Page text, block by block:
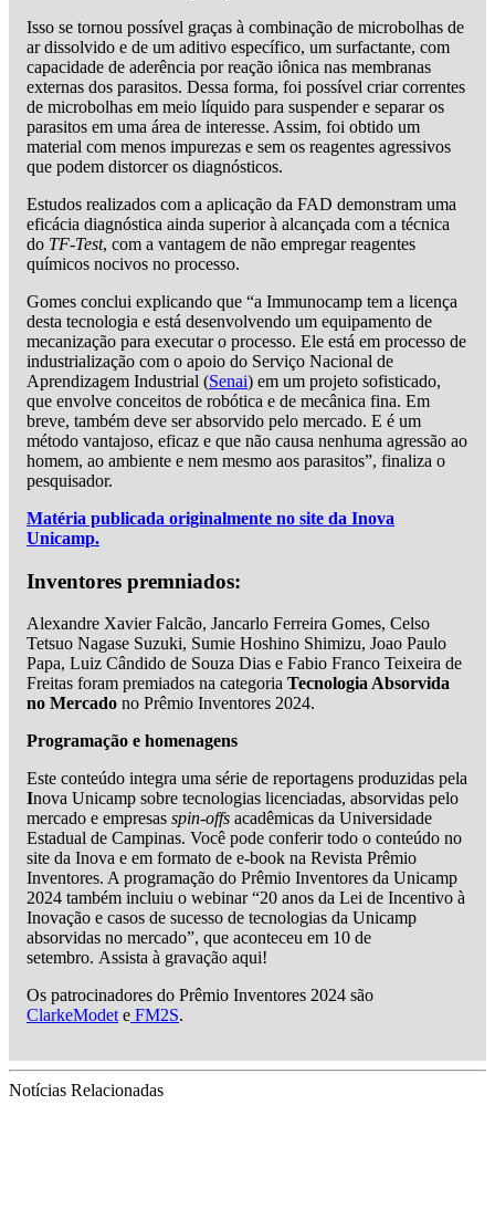
Isso se tornou possível graças à combinação de microbolhas de
ar dissolvido e de um aditivo específico, um surfactante, com
capacidade de aderência por reação iônica nas membranas
externas dos parasitos. Dessa forma, foi possível criar correntes
de microbolhas em meio líquido para suspender e separar os
parasitos em uma área de interesse. Assim, foi obtido um
material com menos impurezas e sem os reagentes agressivos
que podem distorcer os diagnósticos.
Estudos realizados com a aplicação da FAD demonstram uma
eficácia diagnóstica ainda superior à alcançada com a técnica
do TF-Test, com a vantagem de não empregar reagentes
químicos nocivos no processo.
Gomes conclui explicando que “a Immunocamp tem a licença
desta tecnologia e está desenvolvendo um equipamento de
mecanização para executar o processo. Ele está em processo de
industrialização com o apoio do Serviço Nacional de
Aprendizagem Industrial (Senai) em um projeto sofisticado,
que envolve conceitos de robótica e de mecânica fina. Em
breve, também deve ser absorvido pelo mercado. E é um
método vantajoso, eficaz e que não causa nenhuma agressão ao
homem, ao ambiente e nem mesmo aos parasitos”, finaliza o
pesquisador.
Matéria publicada originalmente no site da Inova
Unicamp.
Inventores premniados:
Alexandre Xavier Falcão, Jancarlo Ferreira Gomes, Celso
Tetsuo Nagase Suzuki, Sumie Hoshino Shimizu, Joao Paulo
Papa, Luiz Cândido de Souza Dias e Fabio Franco Teixeira de
Freitas foram premiados na categoria Tecnologia Absorvida
no Mercado no Prêmio Inventores 2024.
Programação e homenagens
Este conteúdo integra uma série de reportagens produzidas pela
Inova Unicamp sobre tecnologias licenciadas, absorvidas pelo
mercado e empresas spin-offs acadêmicas da Universidade
Estadual de Campinas. Você pode conferir todo o conteúdo no
site da Inova e em formato de e-book na Revista Prêmio
Inventores. A programação do Prêmio Inventores da Unicamp
2024 também incluiu o webinar “20 anos da Lei de Incentivo à
Inovação e casos de sucesso de tecnologias da Unicamp
absorvidas no mercado”, que aconteceu em 10 de
setembro. Assista à gravação aqui!
Os patrocinadores do Prêmio Inventores 2024 são
ClarkeModet e FM2S.
Notícias Relacionadas